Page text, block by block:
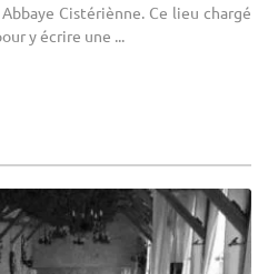
Cistériènne. Ce lieu chargé
y écrire une ...